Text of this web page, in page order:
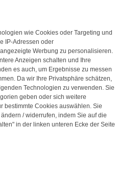
wie Cookies oder Targeting und
IP-Adressen oder
Werbung zu personalisieren.
Anzeigen schalten und Ihre
es auch, um Ergebnisse zu messen
Da wir Ihre Privatsphäre schätzen,
Technologien zu verwenden. Sie
geben oder sich weitere
bestimmte Cookies auswählen. Sie
/ widerrufen, indem Sie auf die
in der linken unteren Ecke der Seite